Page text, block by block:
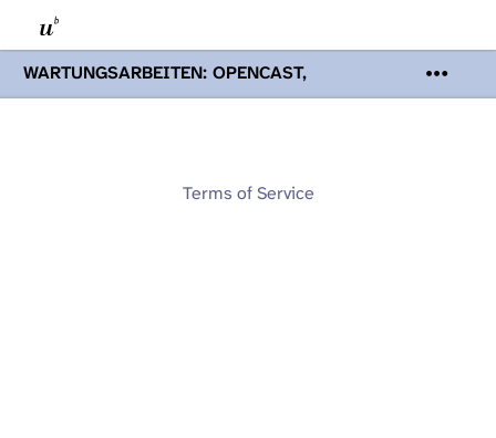
WARTUNGSARBEITEN: OPENCAST,
PODCASTS & TOBIRA
Mi 19. August
Opencast-Videos und Tobira nicht zur
Terms of Service